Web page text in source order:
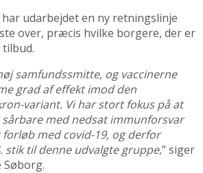
udarbejdet en ny retningslinje
over, præcis hvilke borgere, der er
samfundssmitte, og vaccinerne
grad af effekt imod den
variant. Vi har stort fokus på at
med nedsat immunforsvar
med covid-19, og derfor
stik til denne udvalgte gruppe,” siger
Søborg.